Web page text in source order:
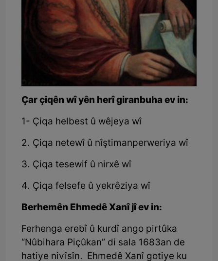
Çar çiqên wî yên herî giranbuha ev in:
1- Çiqa helbest û wêjeya wî
2. Çiqa netewî û nîştimanperweriya wî
3. Çiqa tesewif û nirxê wî
4. Çiqa felsefe û yekrêziya wî
Berhemên Ehmedê Xanî jî ev in:
Ferhenga erebî û kurdî ango pirtûka
“Nûbihara Piçûkan” di sala 1683an de
hatiye nivîsîn. Ehmedê Xanî gotiye ku